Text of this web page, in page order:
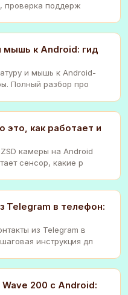
проверка поддерж
мышь к Android: гид
и мышь к Android-
Полный разбор про
это, как работает и
камеры на Android
сенсор, какие р
Telegram в телефон:
из Telegram в
инструкция дл
Wave 200 с Android: